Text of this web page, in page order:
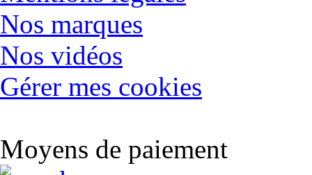
Nos marques
Nos vidéos
Gérer mes cookies
Moyens de paiement